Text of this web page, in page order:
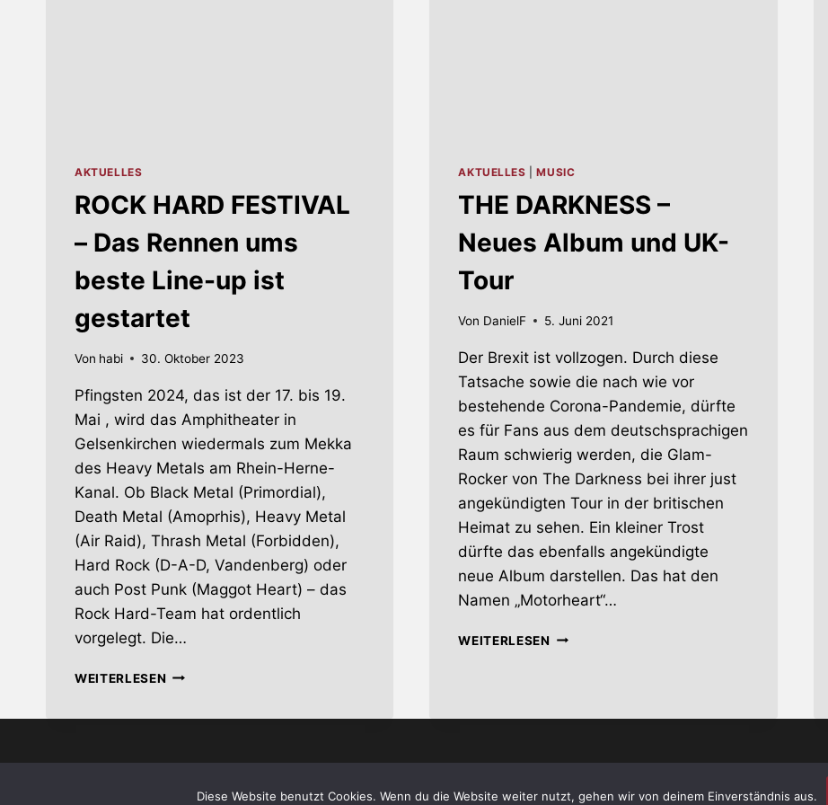
AKTUELLES
ROCK HARD FESTIVAL
– Das Rennen ums
beste Line-up ist
gestartet
Von habi 30. Oktober 2023
Pfingsten 2024, das ist der 17. bis 19.
Mai , wird das Amphitheater in
Gelsenkirchen wiedermals zum Mekka
des Heavy Metals am Rhein-Herne-
Kanal. Ob Black Metal (Primordial),
Death Metal (Amoprhis), Heavy Metal
(Air Raid), Thrash Metal (Forbidden),
Hard Rock (D-A-D, Vandenberg) oder
auch Post Punk (Maggot Heart) – das
Rock Hard-Team hat ordentlich
vorgelegt. Die…
WEITERLESENROCK
AKTUELLES |MUSIC
THE DARKNESS –
Neues Album und UK-
Tour
Von DanielF 5. Juni 2021
Der Brexit ist vollzogen. Durch diese
Tatsache sowie die nach wie vor
bestehende Corona-Pandemie, dürfte
es für Fans aus dem deutschsprachigen
Raum schwierig werden, die Glam-
Rocker von The Darkness bei ihrer just
angekündigten Tour in der britischen
Heimat zu sehen. Ein kleiner Trost
dürfte das ebenfalls angekündigte
neue Album darstellen. Das hat den
Namen „Motorheart“…
WEITERLESENTHE
Diese Website benutzt Cookies. Wenn du die Website weiter nutzt, gehen wir von deinem Einverständnis aus.